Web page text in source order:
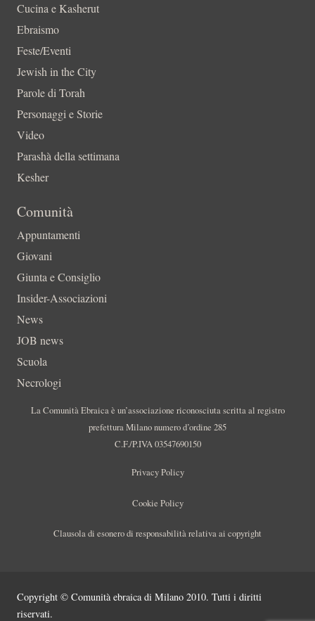
Cucina e Kasherut
Ebraismo
Feste/Eventi
Jewish in the City
Parole di Torah
Personaggi e Storie
Video
Parashà della settimana
Kesher
Comunità
Appuntamenti
Giovani
Giunta e Consiglio
Insider-Associazioni
News
JOB news
Scuola
Necrologi
La Comunità Ebraica è un’associazione riconosciuta scritta al registro
prefettura Milano numero d’ordine 285
C.F./P.IVA 03547690150
Privacy Policy
Cookie Policy
Clausola di esonero di responsabilità relativa ai copyright
Copyright © Comunità ebraica di Milano 2010. Tutti i diritti
riservati.